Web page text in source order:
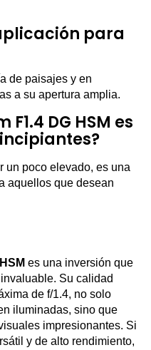
para
de paisajes y en
a su apertura amplia.
DG HSM es
un poco elevado, es una
aquellos que desean
es una inversión que
Su calidad
de f/1.4, no solo
iluminadas, sino que
impresionantes. Si
y de alto rendimiento,